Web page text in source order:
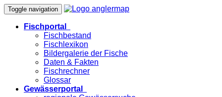
Toggle navigation
Fischportal
Fischbestand
Fischlexikon
Bildergalerie der Fische
Daten & Fakten
Fischrechner
Glossar
Gewässerportal